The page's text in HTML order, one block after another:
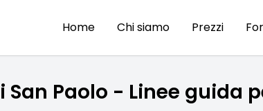
Home Chi siamo Prezzi
Paolo - Linee guida